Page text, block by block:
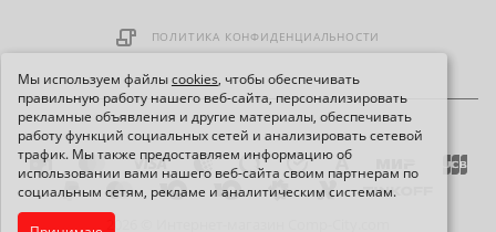
Мы используем файлыcookies, чтобы обеспечивать
правильную работу нашего веб-сайта, персонализировать
рекламные объявления и другие материалы, обеспечивать
работу функций социальных сетей и анализировать сетевой
трафик. Мы также предоставляем информацию об
использовании вами нашего веб-сайта своим партнерам по
социальным сетям, рекламе и аналитическим системам.
ПОЛИТИКА КОНФИДЕНЦИАЛЬНОСТИ